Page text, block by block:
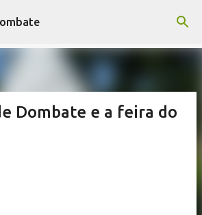
ao contido principal
Dombate e a feira do